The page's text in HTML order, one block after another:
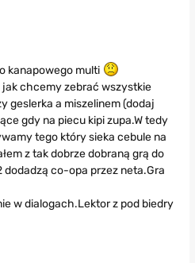
kanapowego multi
chcemy zebrać wszystkie
geslerka a miszelinem (dodaj
gdy na piecu kipi zupa.W tedy
tego który sieka cebule na
z tak dobrze dobraną grą do
co-opa przez neta.Gra
w dialogach.Lektor z pod biedry